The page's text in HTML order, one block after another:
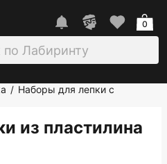
0
/ Наборы для лепки с
из пластилина